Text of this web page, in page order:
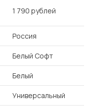
1 790 рублей
Россия
Белый Софт
Белый
Универсальный